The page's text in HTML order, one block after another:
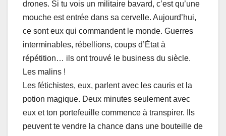
drones. Si tu vois un militaire bavard, c’est qu’une
mouche est entrée dans sa cervelle. Aujourd’hui,
ce sont eux qui commandent le monde. Guerres
interminables, rébellions, coups d’État à
répétition… ils ont trouvé le business du siècle.
Les malins !
Les fétichistes, eux, parlent avec les cauris et la
potion magique. Deux minutes seulement avec
eux et ton portefeuille commence à transpirer. Ils
peuvent te vendre la chance dans une bouteille de